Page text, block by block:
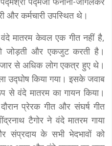
और कर्मचारी उपस्थित थे।
मातरम केवल एक गीत नहीं है,
जोड़ती और एकजुट करती है।
से अधिक लोग एकत्र हुए थे।
उद्घोष किया गया। इसके जवाब
से वंदे मातरम का गायन किया।
प्रेरक गीत और संघर्ष गीत
टैगोर ने वंदे मातरम गाया
संप्रदाय के सभी भेदभावों को